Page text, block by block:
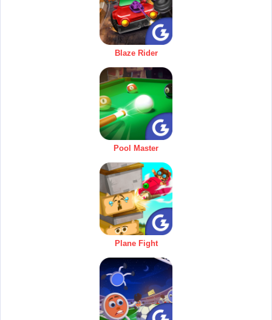
Blaze Rider
Pool Master
Plane Fight